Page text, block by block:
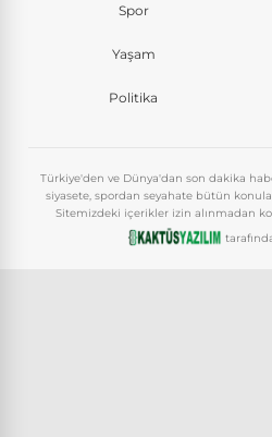
Spor
Yaşam
Politika
Türkiye'den ve Dünya'dan son dakika
siyasete, spordan seyahate bütün
Sitemizdeki içerikler izin alınmadan